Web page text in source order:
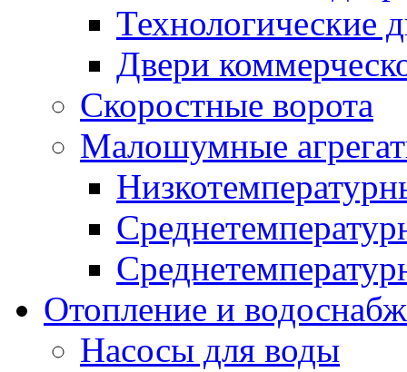
Технологические
Двери
Скоростные ворота
Малошумные
Отопление и
Насосы для воды